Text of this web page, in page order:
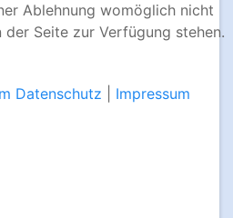
Ablehnung womöglich nicht
Seite zur Verfügung stehen.
Datenschutz
Impressum